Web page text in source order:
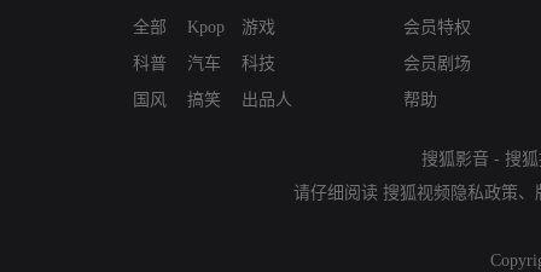
全部
科普
国风
Kpop
汽车
搞笑
游戏
科技
出品人
会员特权
会员剧场
帮助
搜狐影音 - 搜
请仔细阅读 搜狐视频隐私政策、